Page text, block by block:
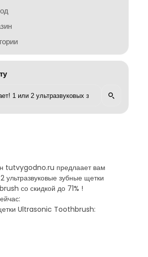
tutvygodno.ru предлаает вам
ультразвуковые зубные щетки
со скидкой до 71% !
Ultrasonic Toothbrush: